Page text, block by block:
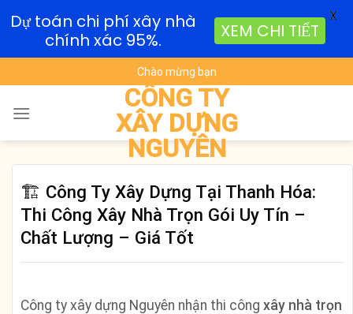
to
content
Chào mừng bạn
CÔNG TY
XÂY DỰNG
NGUYÊN
🏗️ Công Ty Xây Dựng Tại Thanh Hóa:
Thi Công Xây Nhà Trọn Gói Uy Tín –
Chất Lượng – Giá Tốt
Công ty xây dựng Nguyên nhận thi công xây nhà trọn
Dự toán chi phí xây nhà
chính xác 95%.
XEM CHI TIẾT
X